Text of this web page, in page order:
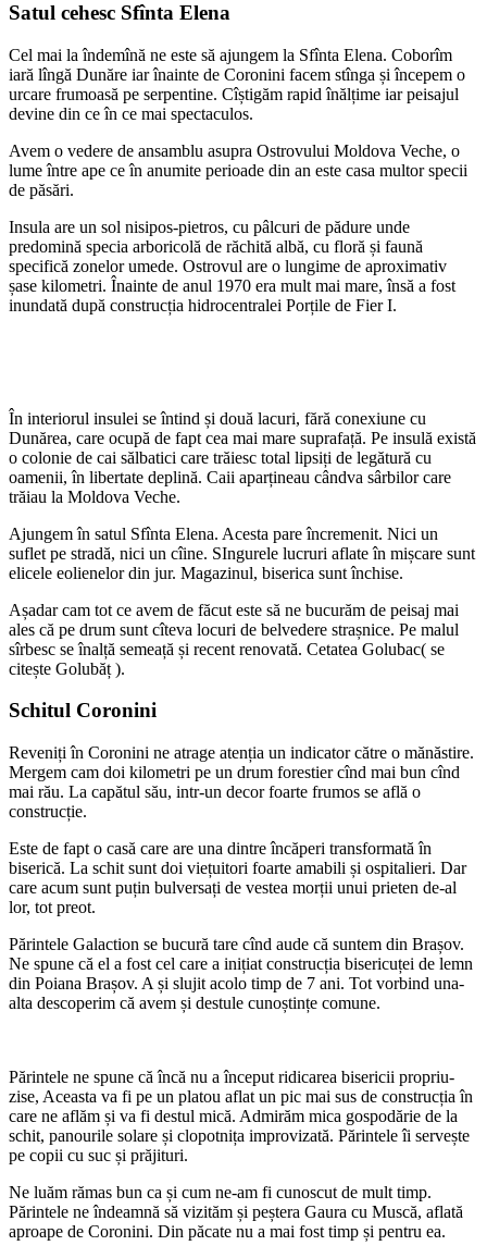
Satul cehesc Sfînta Elena
Cel mai la îndemînă ne este să ajungem la Sfînta Elena. Coborîm
iară lîngă Dunăre iar înainte de Coronini facem stînga și începem o
urcare frumoasă pe serpentine. Cîștigăm rapid înălțime iar peisajul
devine din ce în ce mai spectaculos.
Avem o vedere de ansamblu asupra Ostrovului Moldova Veche, o
lume între ape ce în anumite perioade din an este casa multor specii
de păsări.
Insula are un sol nisipos-pietros, cu pâlcuri de pădure unde
predomină specia arboricolă de răchită albă, cu floră și faună
specifică zonelor umede. Ostrovul are o lungime de aproximativ
șase kilometri. Înainte de anul 1970 era mult mai mare, însă a fost
inundată după construcția hidrocentralei Porțile de Fier I.
În interiorul insulei se întind și două lacuri, fără conexiune cu
Dunărea, care ocupă de fapt cea mai mare suprafață. Pe insulă există
o colonie de cai sălbatici care trăiesc total lipsiți de legătură cu
oamenii, în libertate deplină. Caii aparțineau cândva sârbilor care
trăiau la Moldova Veche.
Ajungem în satul Sfînta Elena. Acesta pare încremenit. Nici un
suflet pe stradă, nici un cîine. SIngurele lucruri aflate în mișcare sunt
elicele eolienelor din jur. Magazinul, biserica sunt închise.
Așadar cam tot ce avem de făcut este să ne bucurăm de peisaj mai
ales că pe drum sunt cîteva locuri de belvedere strașnice. Pe malul
sîrbesc se înalță semeață și recent renovată. Cetatea Golubac( se
citește Golubăț ).
Schitul Coronini
Reveniți în Coronini ne atrage atenția un indicator către o mănăstire.
Mergem cam doi kilometri pe un drum forestier cînd mai bun cînd
mai rău. La capătul său, intr-un decor foarte frumos se află o
construcție.
Este de fapt o casă care are una dintre încăperi transformată în
biserică. La schit sunt doi viețuitori foarte amabili și ospitalieri. Dar
care acum sunt puțin bulversați de vestea morții unui prieten de-al
lor, tot preot.
Părintele Galaction se bucură tare cînd aude că suntem din Brașov.
Ne spune că el a fost cel care a inițiat construcția bisericuței de lemn
din Poiana Brașov. A și slujit acolo timp de 7 ani. Tot vorbind una-
alta descoperim că avem și destule cunoștințe comune.
Părintele ne spune că încă nu a început ridicarea bisericii propriu-
zise, Aceasta va fi pe un platou aflat un pic mai sus de construcția în
care ne aflăm și va fi destul mică. Admirăm mica gospodărie de la
schit, panourile solare și clopotnița improvizată. Părintele îi servește
pe copii cu suc și prăjituri.
Ne luăm rămas bun ca și cum ne-am fi cunoscut de mult timp.
Părintele ne îndeamnă să vizităm și peștera Gaura cu Muscă, aflată
aproape de Coronini. Din păcate nu a mai fost timp și pentru ea.